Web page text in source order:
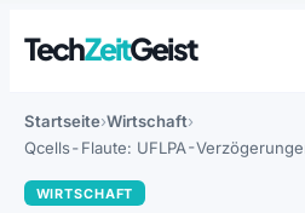
TechZeitGeist
Startseite Wirtschaft
Qcells-Flaute: UFLPA-
WIRTSCHAFT